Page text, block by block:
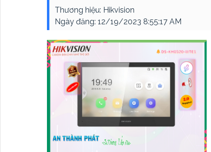
Thương hiệu: Hikvision
Ngày đăng: 12/19/2023 8:55:17 AM